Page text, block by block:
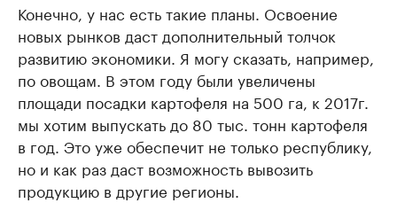
Конечно, у нас есть такие планы. Освоение
новых рынков даст дополнительный толчок
развитию экономики. Я могу сказать, например,
по овощам. В этом году были увеличены
площади посадки картофеля на 500 га, к 2017г.
мы хотим выпускать до 80 тыс. тонн картофеля
в год. Это уже обеспечит не только республику,
но и как раз даст возможность вывозить
продукцию в другие регионы.